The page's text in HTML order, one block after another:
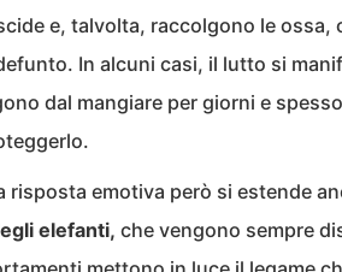
e, talvolta, raccolgono le ossa,
In alcuni casi, il lutto si
dal mangiare per giorni e
risposta emotiva però si estende
elefanti, che vengono sempre